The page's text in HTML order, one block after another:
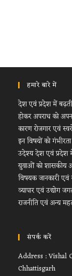
हमारे बारे में
देश एवं प्रदेश में
होकर अपराध को
कारण रोजगार एवं
इन विषयों को
उदेश्य देश एवं प्रदेश
युवाओं को शासकीय
विषयक जानकारी एवं
व्यापार एवं उद्योग
राजनीति एवं अन्य
संपर्क करें
Address : Vishal
Chhattisgarh